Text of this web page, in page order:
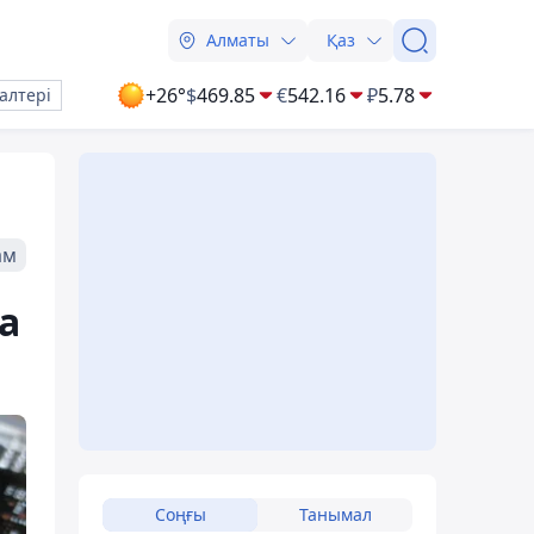
Алматы Қаз
+26°$469.85 €542.16 ₽5.78
Соңғы Танымал